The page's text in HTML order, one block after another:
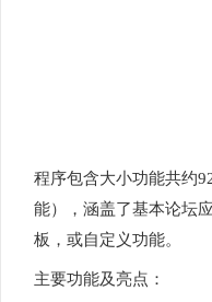
程序包含大小功能共约
能），涵盖了基本论坛
板，或自定义功能。
主要功能及亮点：